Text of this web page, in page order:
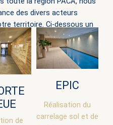
des divers acteurs
territoire. Ci-dessous un
de
EPIC
Réalisation du
carrelage sol et de